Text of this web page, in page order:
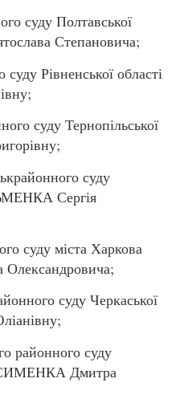
суду Полтавської
Степановича;
суду Рівненської області
суду Тернопільської
суду
Сергія
суду міста Харкова
суду Черкаської
районного суду
Дмитра